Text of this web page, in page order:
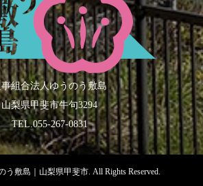
組合法人ゆうのう敷島
山梨県甲斐市牛句3294
TEL.055-267-0831
う敷島｜山梨県甲斐市. All Rights Reserved.